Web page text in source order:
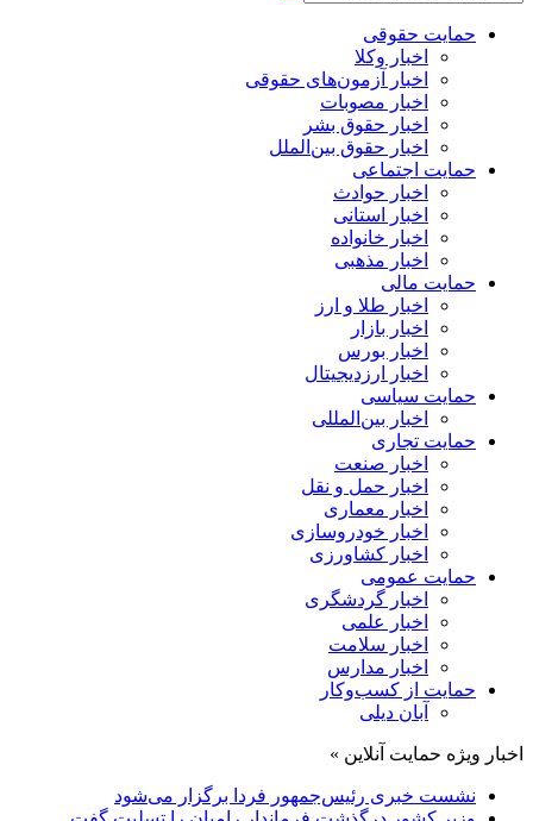
حمایت حقوقی
اخبار وکلا
اخبار آزمون‌های حقوقی
اخبار مصوبات
اخبار حقوق بشر
اخبار حقوق بین‌الملل
حمایت اجتماعی
اخبار حوادث
اخبار استانی
اخبار خانواده
اخبار مذهبی
حمایت مالی
اخبار طلا و ارز
اخبار بازار
اخبار بورس
اخبار ارزدیجیتال
حمایت سیاسی
اخبار بین‌المللی
حمایت تجاری
اخبار صنعت
اخبار حمل و نقل
اخبار معماری
اخبار خودروسازی
اخبار کشاورزی
حمایت عمومی
اخبار گردشگری
اخبار علمی
اخبار سلامت
اخبار مدارس
حمایت از کسب‌وکار
آبان دیلی
اخبار ویژه حمایت آنلاین »
نشست خبری رئیس‌جمهور فردا برگزار می‌شود